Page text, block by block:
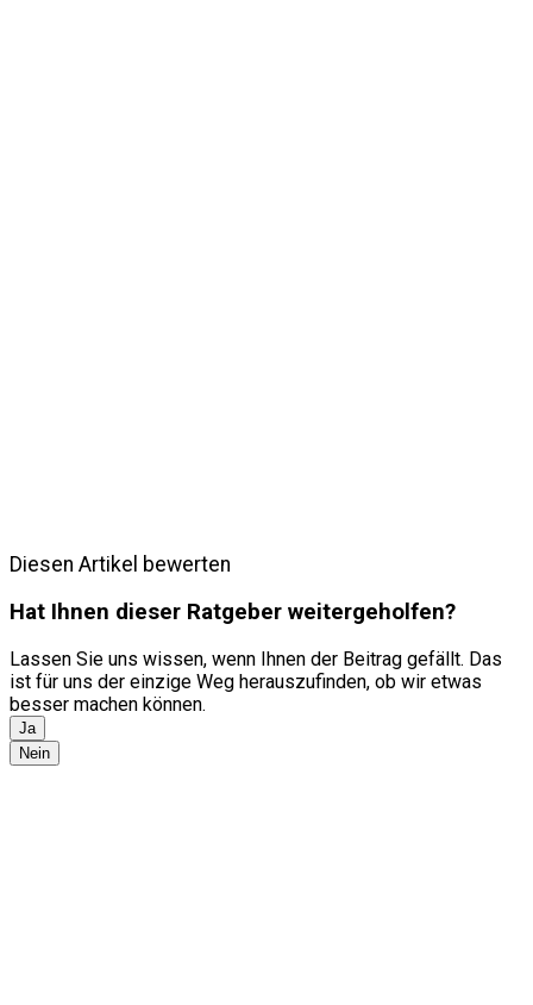
Diesen Artikel bewerten
Hat Ihnen dieser Ratgeber weitergeholfen?
Lassen Sie uns wissen, wenn Ihnen der Beitrag gefällt. Das
ist für uns der einzige Weg herauszufinden, ob wir etwas
besser machen können.
Ja
Nein